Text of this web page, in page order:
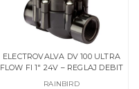
ELECTROVALVA DV 100 ULTRA
FLOW FI 1″ 24V – REGLAJ DEBIT
RAINBIRD